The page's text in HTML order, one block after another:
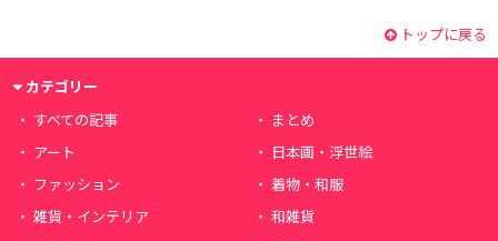
トップに戻る
カテゴリー
すべての記事
まとめ
アート
日本画・浮世絵
ファッション
着物・和服
雑貨・インテリア
和雑貨